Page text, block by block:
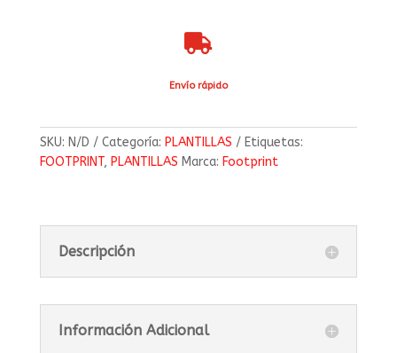

Envío rápido
SKU: N/D Categoría: PLANTILLAS
Etiquetas:
FOOTPRINT, PLANTILLAS Marca: Footprint
Descripción
Información Adicional